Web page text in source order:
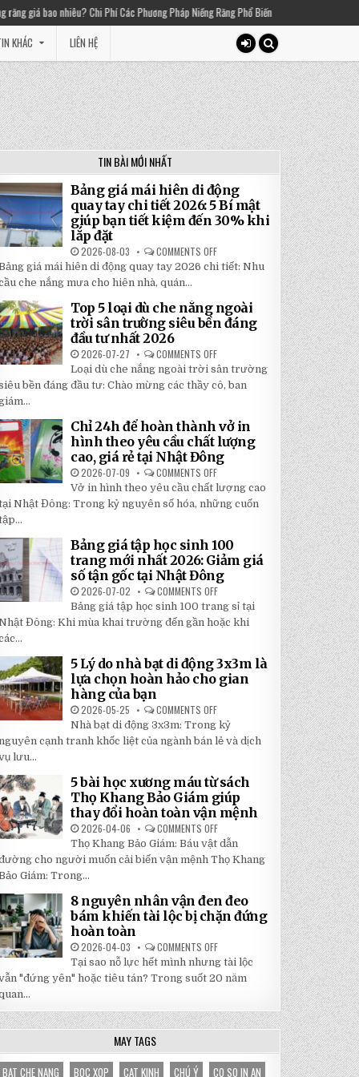
Phí Các Phương Pháp Niềng Răng Phổ Biến 2025-03-01
KHÁC LIÊN HỆ
TIN BÀI MỚI NHẤT
Bảng giá mái hiên di động
quay tay chi tiết 2026: 5 Bí mật
giúp bạn tiết kiệm đến 30% khi
lắp đặt
2026-08-03 COMMENTS OFF
BẢNG
GIÁ
ĐỘNG
QUAY
TAY
5
BÍ
MẬT
KIỆM
ĐẾN
30%
KHI
LẮP
giá mái hiên di động quay tay 2026 chi tiết: Nhu
che nắng mưa cho hiên nhà, quán...
Top 5 loại dù che nắng ngoài
trời sân trường siêu bền đáng
đầu tư nhất 2026
2026-07-27 COMMENTS OFF
TOP
5
LOẠI
DÙ
NGOÀI
TRỜI
SÂN
TRƯỜNG
SIÊU
BỀN
ĐẦU
NHẤT
Loại dù che nắng ngoài trời sân trường
bền đáng đầu tư: Chào mừng các thầy cô, ban
Chỉ 24h để hoàn thành vở in
hình theo yêu cầu chất lượng
cao, giá rẻ tại Nhật Đông
2026-07-09 COMMENTS OFF
CHỈ
24H
ĐỂ
HOÀN
IN
HÌNH
THEO
YÊU
CẦU
CHẤT
CAO,
GIÁ
RẺ
Vở in hình theo yêu cầu chất lượng cao
Nhật Đông: Trong kỷ nguyên số hóa, những cuốn
Bảng giá tập học sinh 100
trang mới nhất 2026: Giảm giá
số tận gốc tại Nhật Đông
2026-07-02 COMMENTS OFF
BẢNG
GIÁ
TẬP
HỌC
TRANG
MỚI
NHẤT
2026:
TẬN
GỐC
TẠI
Bảng giá tập học sinh 100 trang sỉ tại
Đông: Khi mùa khai trường đến gần hoặc khi
5 Lý do nhà bạt di động 3x3m là
lựa chọn hoàn hảo cho gian
hàng của bạn
2026-05-25 COMMENTS OFF
5
LÝ
DO
NHÀ
ĐỘNG
3X3M
LÀ
LỰA
CHỌN
HOÀN
HẢO
CHO
GIAN
HÀNG
Nhà bạt di động 3x3m: Trong kỷ
cạnh tranh khốc liệt của ngành bán lẻ và dịch
lưu...
5 bài học xương máu từ sách
Thọ Khang Bảo Giám giúp
thay đổi hoàn toàn vận mệnh
2026-04-06 COMMENTS OFF
5
BÀI
HỌC
XƯƠNG
SÁCH
THỌ
KHANG
BẢO
ĐỔI
HOÀN
TOÀN
Thọ Khang Bảo Giám: Báu vật dẫn
cho người muốn cải biến vận mệnh Thọ Khang
Giám: Trong...
8 nguyên nhân vận đen đeo
bám khiến tài lộc bị chặn đứng
hoàn toàn
2026-04-03 COMMENTS OFF
NGUYÊN
NHÂN
VẬN
BÁM
KHIẾN
TÀI
BỊ
CHẶN
ĐỨNG
Tại sao nỗ lực hết mình nhưng tài lộc
"đứng yên" hoặc tiêu tán? Trong suốt 20 năm
MAY TAGS
BAT CHE NANG BOC XOP CAT KINH CHÚ Ý
CO SO IN AN